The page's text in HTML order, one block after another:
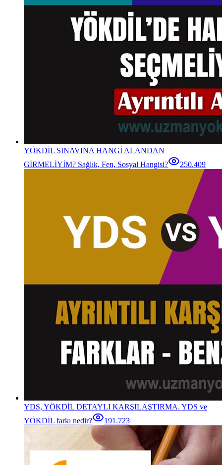
YÖKDİL SINAVINA HANGİ ALANDAN
GİRMELİYİM? Sağlık, Fen, Sosyal Hangisi?
250.409
YDS, YÖKDİL DETAYLI KARŞILAŞTIRMA. YDS ve
YÖKDİL farkı nedir?
191.723